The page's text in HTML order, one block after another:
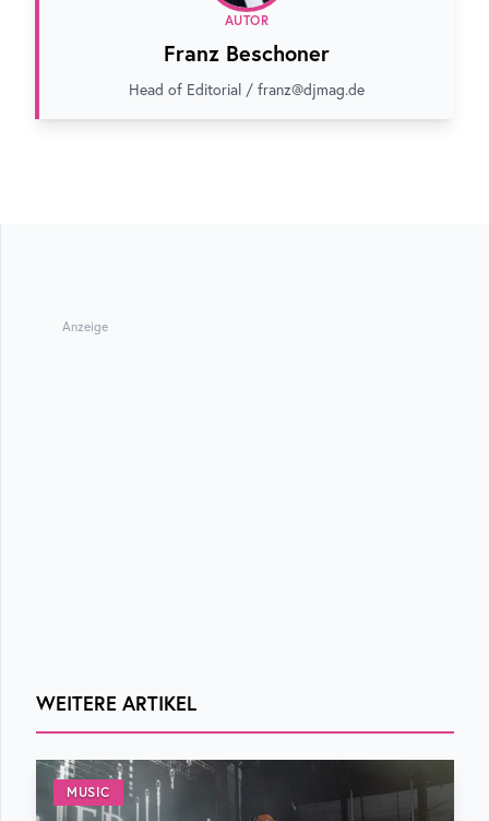
AUTOR
Franz Beschoner
Head of Editorial / franz@djmag.de
Anzeige
WEITERE ARTIKEL
MUSIC